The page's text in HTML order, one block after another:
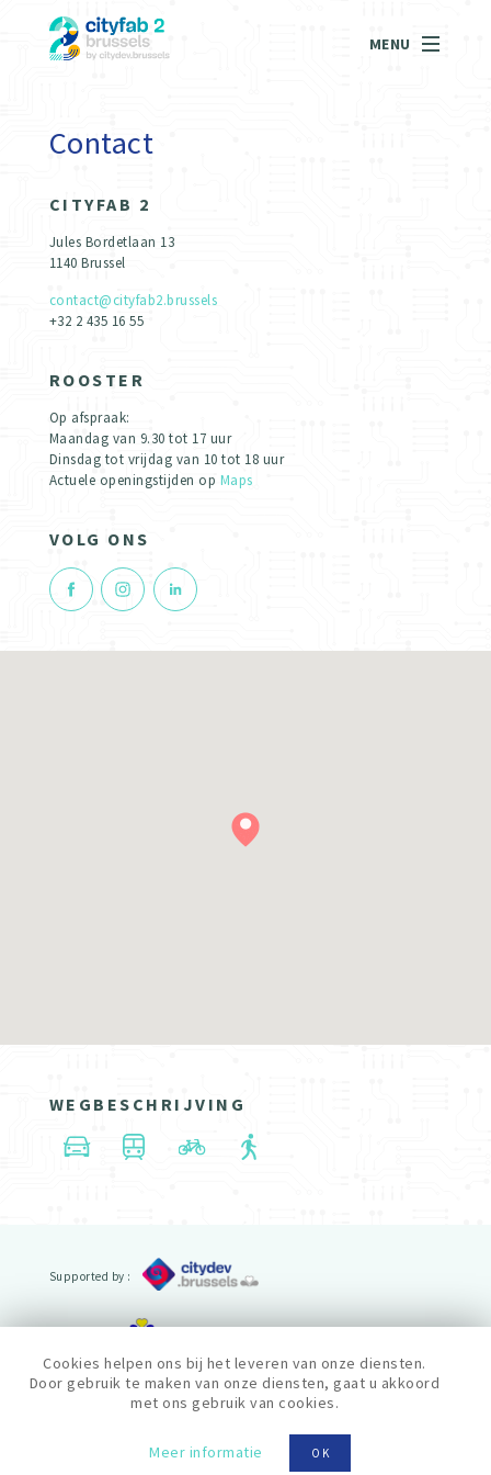
MENU
Contact
CITYFAB 2
Jules Bordetlaan 13
1140 Brussel
contact@cityfab2.brussels
+32 2 435 16 55
ROOSTER
Op afspraak:
Maandag van 9.30 tot 17 uur
Dinsdag tot vrijdag van 10 tot 18 uur
Actuele openingstijden op Maps
VOLG ONS
WEGBESCHRIJVING
Supported by :
© cityfab2 2022
Cookies helpen ons bij het leveren van onze diensten.
Door gebruik te maken van onze diensten, gaat u akkoord
met ons gebruik van cookies.
Meer informatie OK